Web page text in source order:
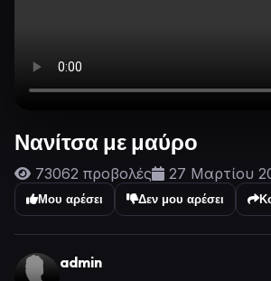
Νανίτσα με μαύρο
73062 προβολές 27 Μαρτίου
Μου αρέσει Δεν μου αρέσει
admin